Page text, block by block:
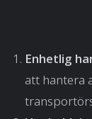
Enhetlig
att hantera